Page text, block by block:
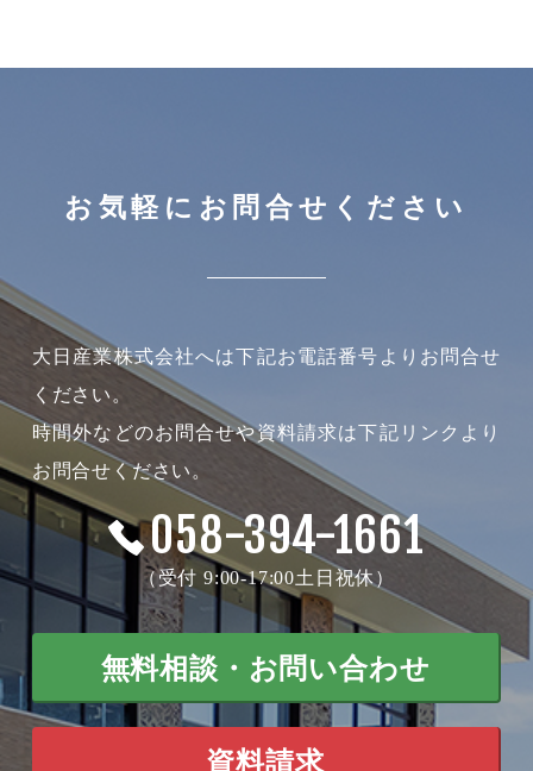
お気軽にお問合せください
大日産業株式会社へは下記お電話番号よりお問合せ
ください。
時間外などのお問合せや資料請求は下記リンクより
お問合せください。
058-394-1661
（受付 9:00-17:00土日祝休）
無料相談・お問い合わせ
資料請求